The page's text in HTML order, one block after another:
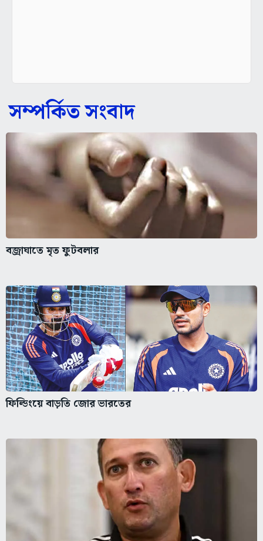
সম্পর্কিত সংবাদ
বজ্রাঘাতে মৃত ফুটবলার
ফিল্ডিংয়ে বাড়তি জোর ভারতের